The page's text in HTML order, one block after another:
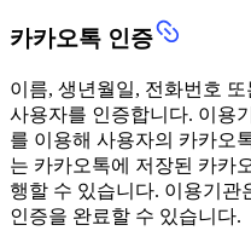
카카오톡 인증
이름, 생년월일, 전화번호
사용자를 인증합니다. 이용
를 이용해 사용자의 카카오
는 카카오톡에 저장된 카카
행할 수 있습니다. 이용기관
인증을 완료할 수 있습니다.